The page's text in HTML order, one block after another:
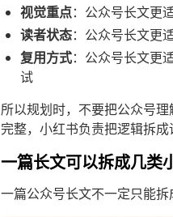
视觉重点：公众号长文更
读者状态：公众号长文更
复用方式：公众号长文更
试
所以规划时，不要把公众号
完整，小红书负责把逻辑拆成
一篇长文可以拆成几类
一篇公众号长文不一定只能